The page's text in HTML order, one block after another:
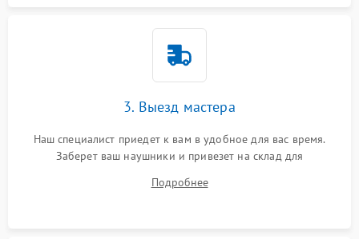
3. Выезд мастера
Наш специалист приедет к вам в удобное для вас время.
Заберет ваш наушники и привезет на склад для
Подробнее